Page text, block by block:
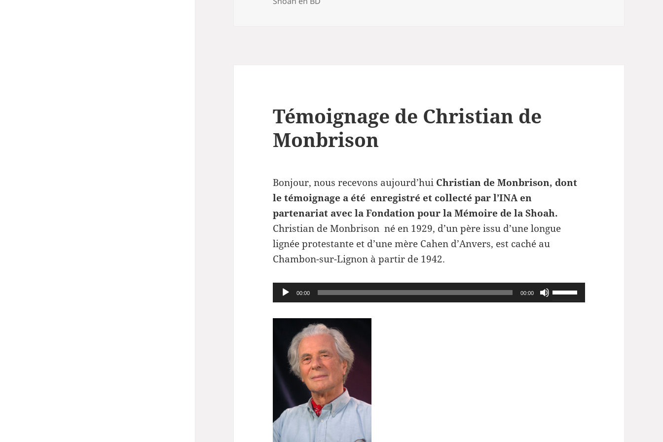
Témoignage de Christian de
Monbrison
Bonjour, nous recevons aujourd’hui Christian de Monbrison, dont
le témoignage a été enregistré et collecté par l’INA en
partenariat avec la Fondation pour la Mémoire de la Shoah.
Christian de Monbrison né en 1929, d’un père issu d’une longue
lignée protestante et d’une mère Cahen d’Anvers, est caché au
Chambon-sur-Lignon à partir de 1942.
Lecteur
audio
00:00 00:00
Utilisez
les